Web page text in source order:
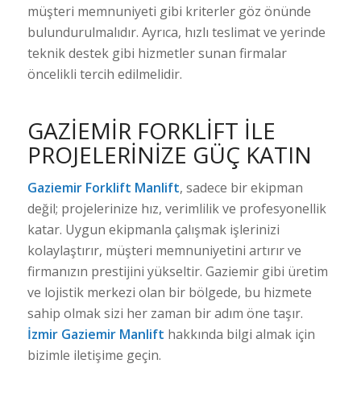
müşteri memnuniyeti gibi kriterler göz önünde
bulundurulmalıdır. Ayrıca, hızlı teslimat ve yerinde
teknik destek gibi hizmetler sunan firmalar
öncelikli tercih edilmelidir.
GAZIEMIR FORKLIFT İLE
PROJELERINIZE GÜÇ KATIN
Gaziemir Forklift Manlift, sadece bir ekipman
değil; projelerinize hız, verimlilik ve profesyonellik
katar. Uygun ekipmanla çalışmak işlerinizi
kolaylaştırır, müşteri memnuniyetini artırır ve
firmanızın prestijini yükseltir. Gaziemir gibi üretim
ve lojistik merkezi olan bir bölgede, bu hizmete
sahip olmak sizi her zaman bir adım öne taşır.
İzmir Gaziemir Manlift hakkında bilgi almak için
bizimle iletişime geçin.